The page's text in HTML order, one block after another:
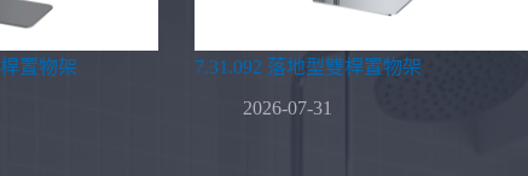
置物架
7.31.092 落地型雙桿置物架
2026-07-31